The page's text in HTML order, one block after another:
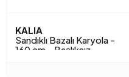
KALIA
Sandıklı Bazalı Karyola -
160 cm - Başlıksız